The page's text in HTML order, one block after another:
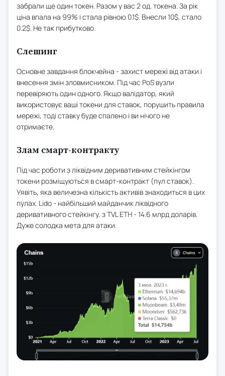
забрали ще один токен. Разом у вас 2 од. токена. За рік
ціна впала на 99% і стала рівною 0.1$. Внесли 10$, стало
0.2$. Не так прибутково.
Слешинг
Основне завдання блокчейна - захист мережі від атаки і
внесення змін зловмисником. Під час PoS вузли
перевіряють один одного. Якщо валідатор, який
використовує ваші токени для ставок, порушить правила
мережі, тоді ставку буде спалено і ви нічого не
отримаєте.
Злам смарт-контракту
Під час роботи з ліквідним деривативним стейкінгом
токени розміщуються в смарт-контракт (пул ставок).
Уявіть, яка величезна кількість активів знаходиться в цих
пулах. Lido - найбільший майданчик ліквідного
деривативного стейкінгу, з TVL ETH - 14.6 млрд доларів.
Дуже солодка мета для атаки.